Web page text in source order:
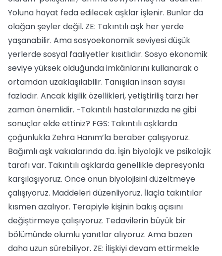
Yoluna hayat feda edilecek aşklar işlenir. Bunlar da
olağan şeyler değil. ZE: Takıntılı aşk her yerde
yaşanabilir. Ama sosyoekonomik seviyesi düşük
yerlerde sosyal faaliyetler kısıtlıdır. Sosyo ekonomik
seviye yüksek olduğunda imkânlarını kullanarak o
ortamdan uzaklaşılabilir. Tanışılan insan sayısı
fazladır. Ancak kişilik özellikleri, yetiştiriliş tarzı her
zaman önemlidir. -Takıntılı hastalarınızda ne gibi
sonuçlar elde ettiniz? FGS: Takıntılı aşklarda
çoğunlukla Zehra Hanım’la beraber çalışıyoruz.
Bağımlı aşk vakıalarında da. İşin biyolojik ve psikolojik
tarafı var. Takıntılı aşklarda genellikle depresyonla
karşılaşıyoruz. Önce onun biyolojisini düzeltmeye
çalışıyoruz. Maddeleri düzenliyoruz. İlaçla takıntılar
kısmen azalıyor. Terapiyle kişinin bakış açısını
değiştirmeye çalışıyoruz. Tedavilerin büyük bir
bölümünde olumlu yanıtlar alıyoruz. Ama bazen
daha uzun sürebiliyor. ZE: İlişkiyi devam ettirmekle